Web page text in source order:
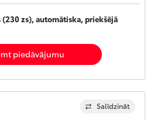
zs), automātiska, priekšējā
piedāvājumu
Salīdzināt